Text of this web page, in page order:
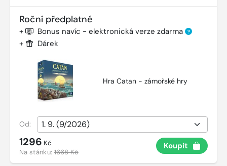
Roční předplatné
+ Bonus navíc - elektronická verze zdarma ?
+ Dárek
Hra Catan - zámořské hry
Od:
1296 Kč
Na stánku:1668 Kč
Koupit